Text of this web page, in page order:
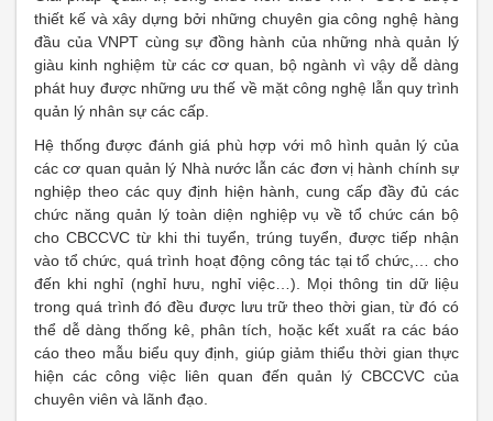
thiết kế và xây dựng bởi những chuyên gia công nghệ hàng
đầu của VNPT cùng sự đồng hành của những nhà quản lý
giàu kinh nghiệm từ các cơ quan, bộ ngành vì vậy dễ dàng
phát huy được những ưu thế về mặt công nghệ lẫn quy trình
quản lý nhân sự các cấp.
Hệ thống được đánh giá phù hợp với mô hình quản lý của
các cơ quan quản lý Nhà nước lẫn các đơn vị hành chính sự
nghiệp theo các quy định hiện hành, cung cấp đầy đủ các
chức năng quản lý toàn diện nghiệp vụ về tổ chức cán bộ
cho CBCCVC từ khi thi tuyển, trúng tuyển, được tiếp nhận
vào tổ chức, quá trình hoạt động công tác tại tổ chức,… cho
đến khi nghỉ (nghỉ hưu, nghỉ việc…). Mọi thông tin dữ liệu
trong quá trình đó đều được lưu trữ theo thời gian, từ đó có
thể dễ dàng thống kê, phân tích, hoặc kết xuất ra các báo
cáo theo mẫu biểu quy định, giúp giảm thiểu thời gian thực
hiện các công việc liên quan đến quản lý CBCCVC của
chuyên viên và lãnh đạo.